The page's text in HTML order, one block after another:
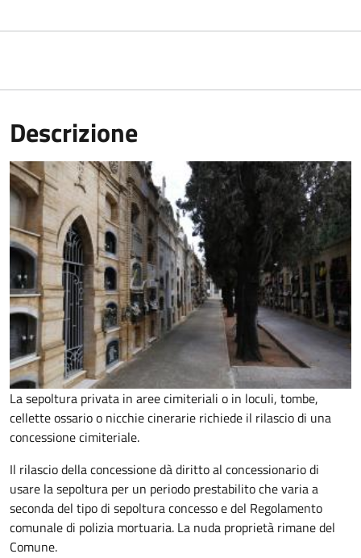
Descrizione
La sepoltura privata in aree cimiteriali o in loculi, tombe,
cellette ossario o nicchie cinerarie richiede il rilascio di una
concessione cimiteriale.
Il rilascio della concessione dà diritto al concessionario di
usare la sepoltura per un periodo prestabilito che varia a
seconda del tipo di sepoltura concesso e del Regolamento
comunale di polizia mortuaria. La nuda proprietà rimane del
Comune.